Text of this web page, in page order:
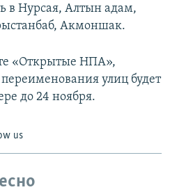
в Нурсая, Алтын адам,
Акмоншак.
«Открытые НПА»,
улиц будет
до 24 ноября.
us